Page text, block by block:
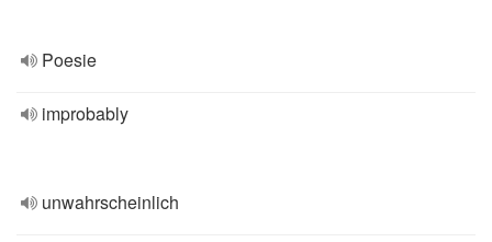
Poesie
improbably
unwahrscheinlich